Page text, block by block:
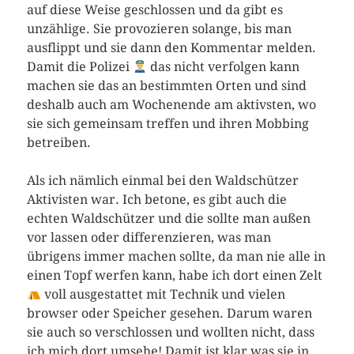
auf diese Weise geschlossen und da gibt es
unzählige. Sie provozieren solange, bis man
ausflippt und sie dann den Kommentar melden.
Damit die Polizei
das nicht verfolgen kann
machen sie das an bestimmten Orten und sind
deshalb auch am Wochenende am aktivsten, wo
sie sich gemeinsam treffen und ihren Mobbing
betreiben.
Als ich nämlich einmal bei den Waldschützer
Aktivisten war. Ich betone, es gibt auch die
echten Waldschützer und die sollte man außen
vor lassen oder differenzieren, was man
übrigens immer machen sollte, da man nie alle in
einen Topf werfen kann, habe ich dort einen Zelt
voll ausgestattet mit Technik und vielen
browser oder Speicher gesehen. Darum waren
sie auch so verschlossen und wollten nicht, dass